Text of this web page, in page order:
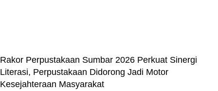
Rakor Perpustakaan Sumbar 2026 Perkuat Sinergi
Literasi, Perpustakaan Didorong Jadi Motor
Kesejahteraan Masyarakat